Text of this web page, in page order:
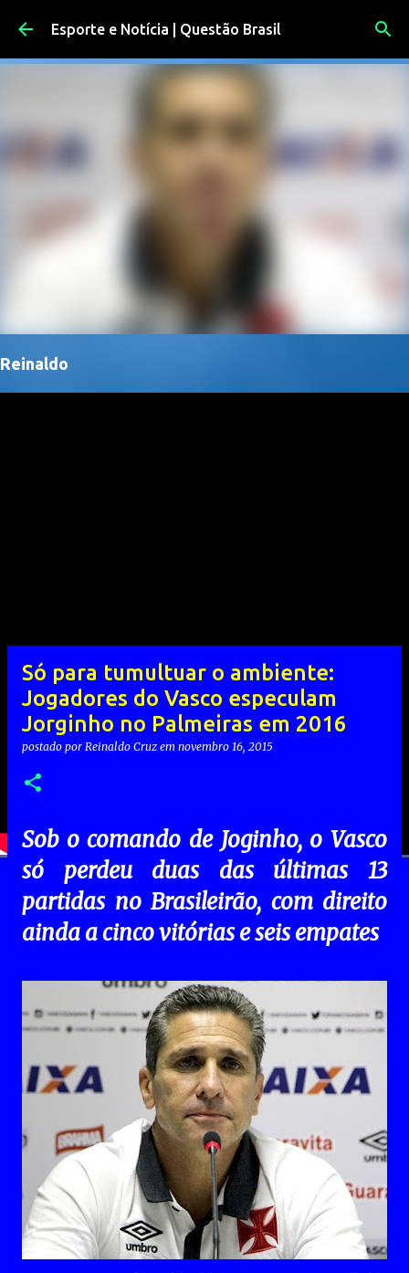
Pular para o conteúdo principal
Esporte e Notícia | Questão Brasil
Reinaldo
Só para tumultuar o ambiente:
Jogadores do Vasco especulam
Jorginho no Palmeiras em 2016
postado por Reinaldo Cruz em novembro 16, 2015
Sob o comando de Joginho, o Vasco
só perdeu duas das últimas 13
partidas no Brasileirão, com direito
ainda a cinco vitórias e seis empates